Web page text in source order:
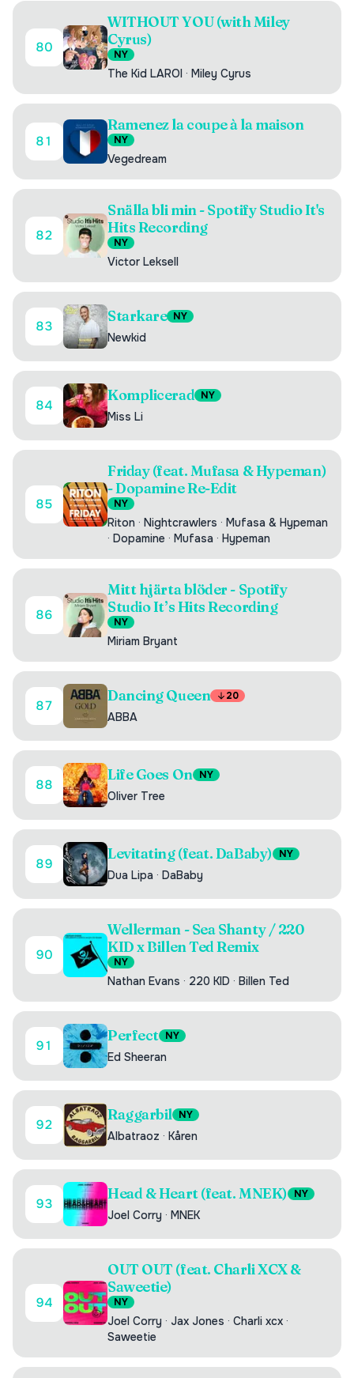
80
WITHOUT YOU (with Miley
Cyrus)
NY
The Kid LAROI · Miley Cyrus
81
Ramenez la coupe à la maison
NY
Vegedream
82
Snälla bli min - Spotify Studio It's
Hits Recording
NY
Victor Leksell
83
Starkare NY
Newkid
84
Komplicerad NY
Miss Li
85
Friday (feat. Mufasa & Hypeman)
- Dopamine Re-Edit
NY
Riton · Nightcrawlers · Mufasa & Hypeman
· Dopamine · Mufasa · Hypeman
86
Mitt hjärta blöder - Spotify
Studio It’s Hits Recording
NY
Miriam Bryant
87
Dancing Queen 20
ABBA
88
Life Goes On NY
Oliver Tree
89
Levitating (feat. DaBaby) NY
Dua Lipa · DaBaby
90
Wellerman - Sea Shanty / 220
KID x Billen Ted Remix
NY
Nathan Evans · 220 KID · Billen Ted
91
Perfect NY
Ed Sheeran
92
Raggarbil NY
Albatraoz · Kåren
93
Head & Heart (feat. MNEK) NY
Joel Corry · MNEK
94
OUT OUT (feat. Charli XCX &
Saweetie)
NY
Joel Corry · Jax Jones · Charli xcx ·
Saweetie